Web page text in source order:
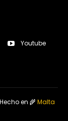
Youtube
en 🌾Malta